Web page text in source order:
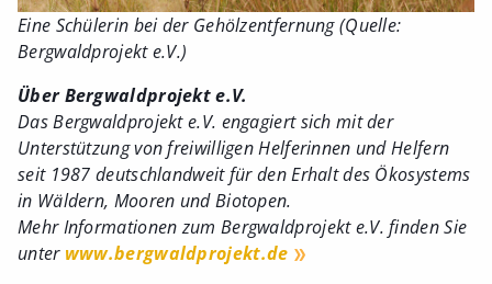
Eine Schülerin bei der Gehölzentfernung (Quelle:
Bergwaldprojekt e.V.)
Über Bergwaldprojekt e.V.
Das Bergwaldprojekt e.V. engagiert sich mit der
Unterstützung von freiwilligen Helferinnen und Helfern
seit 1987 deutschlandweit für den Erhalt des Ökosystems
in Wäldern, Mooren und Biotopen.
Mehr Informationen zum Bergwaldprojekt e.V. finden Sie
unter www.bergwaldprojekt.de